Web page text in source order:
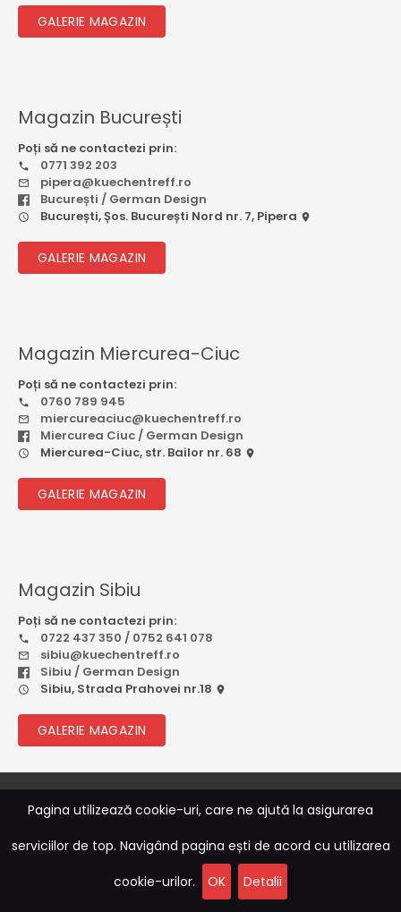
Pagina utilizează cookie-uri, care ne ajută la asigurarea
serviciilor de top. Navigând pagina ești de acord cu utilizarea
cookie-urilor.
OK Detalii
GALERIE MAGAZIN
Magazin București
Poți să ne contactezi prin:
0771 392 203
pipera@kuechentreff.ro
București / German Design
București, Șos. București Nord nr. 7, Pipera
GALERIE MAGAZIN
Magazin Miercurea-Ciuc
Poți să ne contactezi prin:
0760 789 945
miercureaciuc@kuechentreff.ro
Miercurea Ciuc / German Design
Miercurea-Ciuc, str. Bailor nr. 68
GALERIE MAGAZIN
Magazin Sibiu
Poți să ne contactezi prin:
0722 437 350 / 0752 641 078
sibiu@kuechentreff.ro
Sibiu / German Design
Sibiu, Strada Prahovei nr.18
GALERIE MAGAZIN
© 2026Rebootcode Soft
| Termeni și Condiții|ANPC|
Confidențialitate